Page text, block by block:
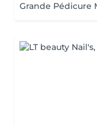
Grande Pédicure